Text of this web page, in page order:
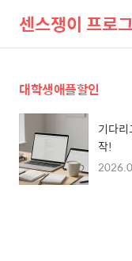
센스쟁이 프로
대학생애플할인
기다
작!